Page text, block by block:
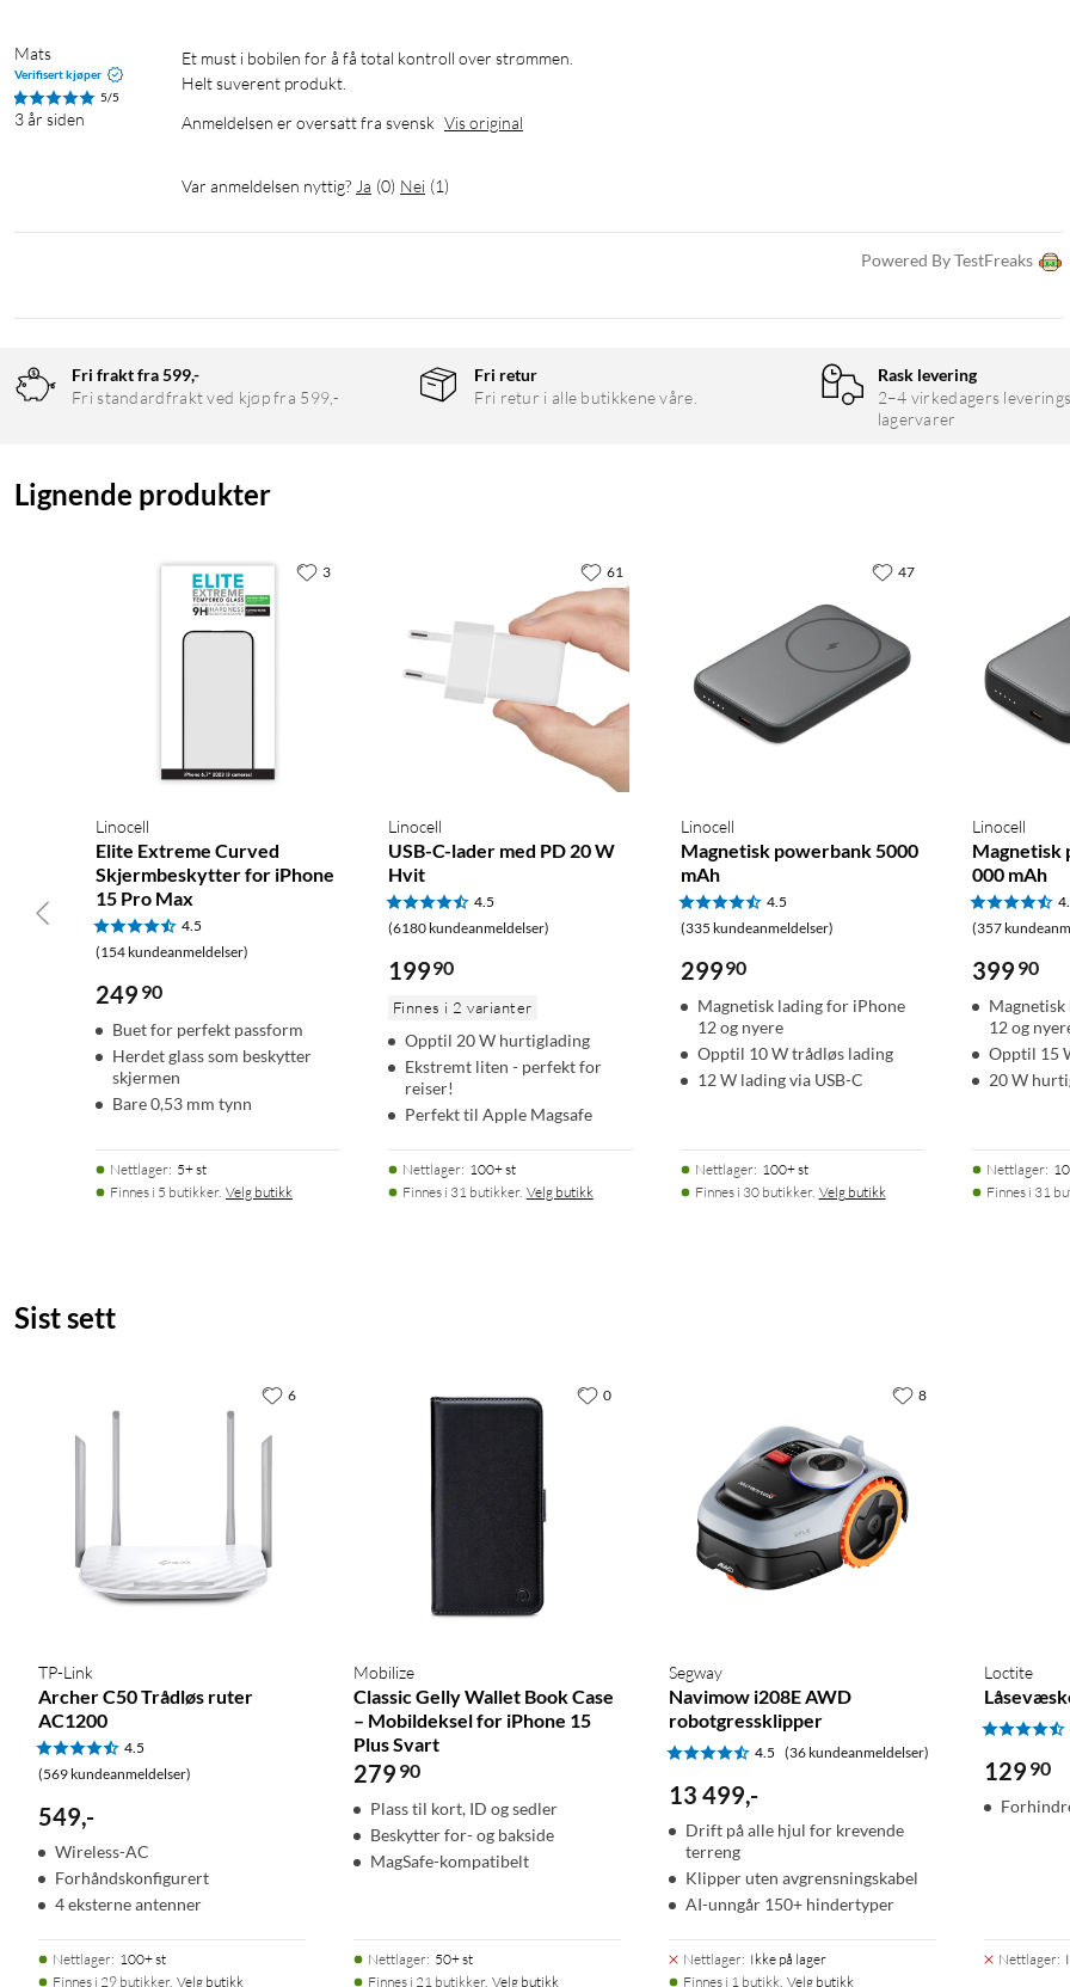
Mats
Verifisert kjøper
5/5
3 år siden
Et must i bobilen for å få total kontroll over strømmen.
Helt suverent produkt.
Anmeldelsen er oversatt fra svensk Vis original
Var anmeldelsen nyttig? Ja (0) Nei (1)
Powered By TestFreaks
Fri frakt fra 599,-
Fri standardfrakt ved kjøp fra 599,-
Fri retur
Fri retur i alle butikkene våre.
Rask levering
2–4 virkedagers
lagervarer
Lignende produkter
Linocell
Elite Extreme Curved
Skjermbeskytter for iPhone
15 Pro Max
4.5
(154 kundeanmeldelser)
249 90
Buet for perfekt passform
Herdet glass som beskytter
skjermen
Bare 0,53 mm tynn
Nettlager: 5+ st
Finnes i 5 butikker. Velg butikk
3
Linocell
USB-C-lader med PD 20 W
Hvit
4.5
(6180 kundeanmeldelser)
19990
Finnes i 2 varianter
Opptil 20 W hurtiglading
Ekstremt liten - perfekt for
reiser!
Perfekt til Apple Magsafe
Nettlager: 100+ st
Finnes i 31 butikker. Velg butikk
61
Linocell
Magnetisk powerbank 5000
mAh
4.5
(335 kundeanmeldelser)
29990
Magnetisk lading for iPhone
12 og nyere
Opptil 10 W trådløs lading
12 W lading via USB-C
Nettlager: 100+ st
Finnes i 30 butikker. Velg butikk
47
Linocell
Magnetisk
000 mAh
(357
399 90
12 og
Opptil 15
20 W
Nettlager:
Finnes i 31
Sist sett
TP-Link
Archer C50 Trådløs ruter
AC1200
4.5
(569 kundeanmeldelser)
549,-
Wireless-AC
Forhåndskonfigurert
4 eksterne antenner
Nettlager: 100+ st
Finnes i 29 butikker. Velg butikk
6
Mobilize
Classic Gelly Wallet Book Case
– Mobildeksel for iPhone 15
Plus Svart
279 90
Plass til kort, ID og sedler
Beskytter for- og bakside
MagSafe-kompatibelt
Nettlager: 50+ st
Finnes i 21 butikker. Velg butikk
0
Segway
Navimow i208E AWD
robotgressklipper
4.5 (36 kundeanmeldelser)
13 499,-
Drift på alle hjul for krevende
terreng
Klipper uten avgrensningskabel
AI-unngår 150+ hindertyper
Nettlager: Ikke på lager
Finnes i 1 butikk. Velg butikk
8
Loctite
129 90
Nettlager: